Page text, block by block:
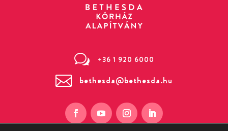
w +36 1 920 6000
 bethesda@bethesda.hu